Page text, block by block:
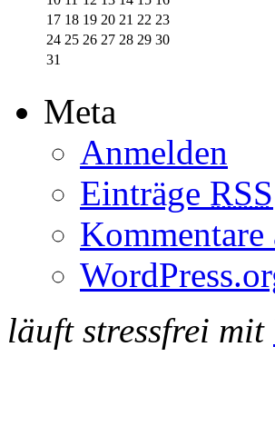
17 18 19 20 21 22 23
24 25 26 27 28 29 30
31
Meta
Anmelden
Einträge RSS
Kommentare
läuft stressfrei mit